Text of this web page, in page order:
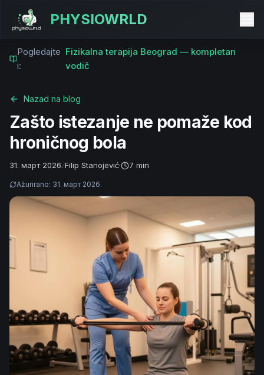
PHYSIOWRLD
Pogledajte
i:
Fizikalna terapija Beograd — kompletan
vodič
Nazad na blog
Zašto istezanje ne pomaže kod
hroničnog bola
31. март 2026.·Filip Stanojević· 7 min
Ažurirano: 31. март 2026.